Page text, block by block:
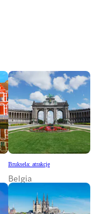
Bruksela: atrakcje
Belgia